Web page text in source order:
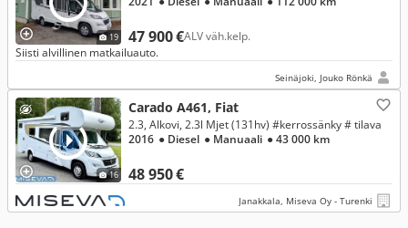
19 47 900 €ALV väh.kelp.
Siisti alvillinen matkailuauto.
Seinäjoki, Jouko Rönkä
16
Carado A461, Fiat
48 950 €
2.3, Alkovi, 2.3l Mjet (131hv) #kerrossänky # tilava
2016 ● Diesel ● Manuaali ● 43 000 km
Janakkala, Miseva Oy - Turenki